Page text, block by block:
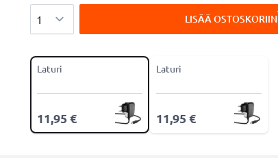
LISÄÄ OSTOSKORIIN
Laturi
11,95 €
Laturi
11,95 €